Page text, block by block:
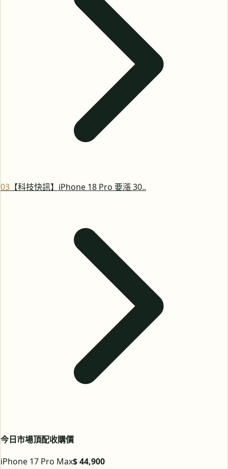
03 【科技快訊】iPhone 18 Pro 要漲 30..
今日市場頂配收購價
iPhone 17 Pro Max$ 44,900